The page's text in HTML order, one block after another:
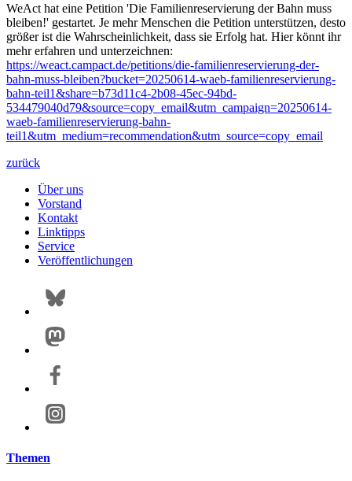
WeAct hat eine Petition 'Die Familienreservierung der Bahn muss
bleiben!' gestartet. Je mehr Menschen die Petition unterstützen, desto
größer ist die Wahrscheinlichkeit, dass sie Erfolg hat. Hier könnt ihr
mehr erfahren und unterzeichnen:
https://weact.campact.de/petitions/die-familienreservierung-der-
bahn-muss-bleiben?bucket=20250614-waeb-familienreservierung-
bahn-teil1&share=b73d11c4-2b08-45ec-94bd-
534479040d79&source=copy_email&utm_campaign=20250614-
waeb-familienreservierung-bahn-
teil1&utm_medium=recommendation&utm_source=copy_email
zurück
Über uns
Vorstand
Kontakt
Linktipps
Service
Veröffentlichungen
Themen